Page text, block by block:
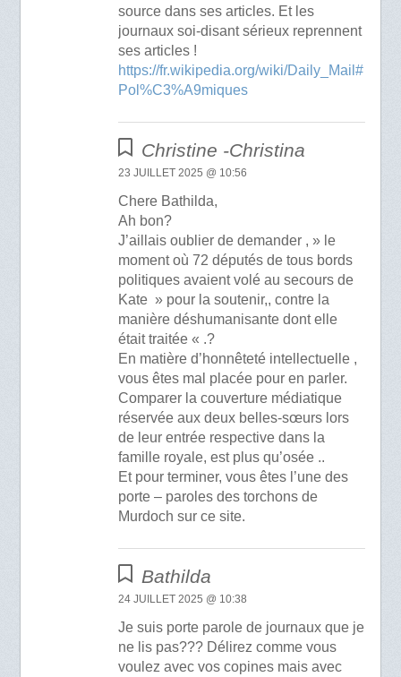
source dans ses articles. Et les
journaux soi-disant sérieux reprennent
ses articles !
https://fr.wikipedia.org/wiki/Daily_Mail#
Pol%C3%A9miques
Christine -Christina
23 JUILLET 2025 @ 10:56
Chere Bathilda,
Ah bon?
J’aillais oublier de demander , » le
moment où 72 députés de tous bords
politiques avaient volé au secours de
Kate » pour la soutenir,, contre la
manière déshumanisante dont elle
était traitée « .?
En matière d’honnêteté intellectuelle ,
vous êtes mal placée pour en parler.
Comparer la couverture médiatique
réservée aux deux belles-sœurs lors
de leur entrée respective dans la
famille royale, est plus qu’osée ..
Et pour terminer, vous êtes l’une des
porte – paroles des torchons de
Murdoch sur ce site.
Bathilda
24 JUILLET 2025 @ 10:38
Je suis porte parole de journaux que je
ne lis pas??? Délirez comme vous
voulez avec vos copines mais avec